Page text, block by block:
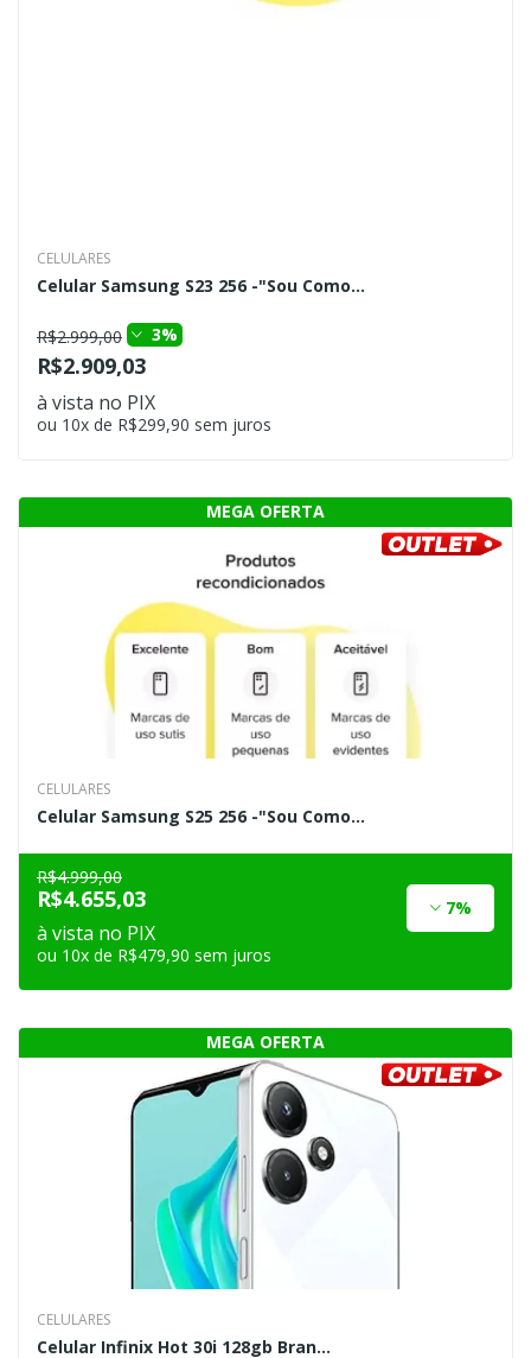
CELULARES
Celular Samsung S23 256 -"Sou Como...
R$2.999,00 3%
R$2.909,03
à vista no PIX
ou 10x de R$299,90 sem juros
CELULARES
Celular Samsung S25 256 -"Sou Como...
R$4.999,00
R$4.655,03 7%
à vista no PIX
ou 10x de R$479,90 sem juros
CELULARES
Celular Infinix Hot 30i 128gb Bran...